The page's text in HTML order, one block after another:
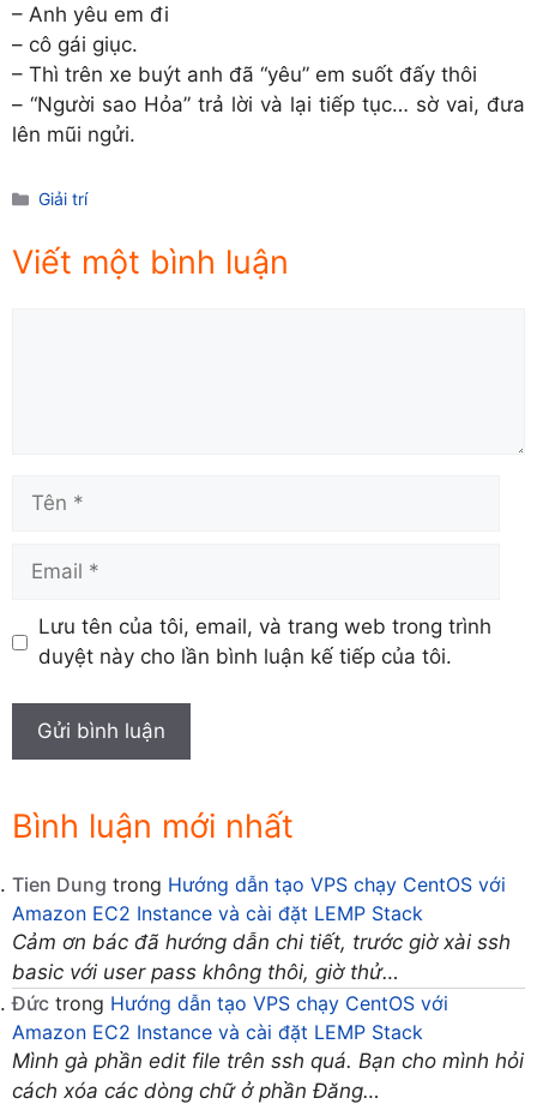
– Anh yêu em đi
– cô gái giục.
– Thì trên xe buýt anh đã “yêu” em suốt đấy thôi
– “Người sao Hỏa” trả lời và lại tiếp tục… sờ vai, đưa
lên mũi ngửi.
Danh
Giải trí
Viết một bình luận
Tên
Email
Lưu tên của tôi, email, và trang web trong trình
duyệt này cho lần bình luận kế tiếp của tôi.
Bình luận mới nhất
Tien Dung trong Hướng dẫn tạo VPS chạy CentOS với
Amazon EC2 Instance và cài đặt LEMP Stack
Cảm ơn bác đã hướng dẫn chi tiết, trước giờ xài ssh
basic với user pass không thôi, giờ thử…
Đức trong Hướng dẫn tạo VPS chạy CentOS với
Amazon EC2 Instance và cài đặt LEMP Stack
Mình gà phần edit file trên ssh quá. Bạn cho mình hỏi
cách xóa các dòng chữ ở phần Đăng…